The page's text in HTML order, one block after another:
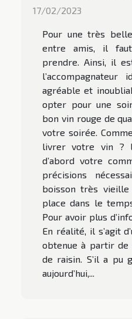
17/02/2023
Pour une très
entre amis, il
prendre. Ainsi, il
agréable et
opter pour une
bon vin rouge de
votre soirée.
livrer votre vin ?
d’abord votre
précisions
boisson très
place dans le
Pour avoir plus
En réalité, il s’agit
obtenue à partir
de raisin. S’il a pu
aujourd’hui,...